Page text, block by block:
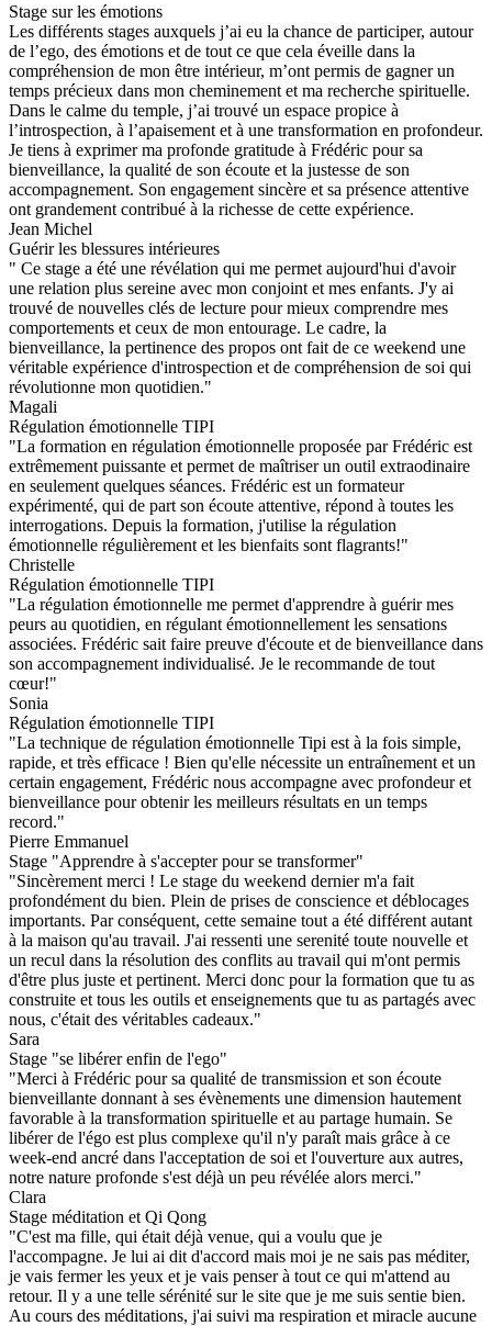
Stage sur les émotions
Les différents stages auxquels j’ai eu la chance de participer, autour
de l’ego, des émotions et de tout ce que cela éveille dans la
compréhension de mon être intérieur, m’ont permis de gagner un
temps précieux dans mon cheminement et ma recherche spirituelle.
Dans le calme du temple, j’ai trouvé un espace propice à
l’introspection, à l’apaisement et à une transformation en profondeur.
Je tiens à exprimer ma profonde gratitude à Frédéric pour sa
bienveillance, la qualité de son écoute et la justesse de son
accompagnement. Son engagement sincère et sa présence attentive
ont grandement contribué à la richesse de cette expérience.
Jean Michel
Guérir les blessures intérieures
" Ce stage a été une révélation qui me permet aujourd'hui d'avoir
une relation plus sereine avec mon conjoint et mes enfants. J'y ai
trouvé de nouvelles clés de lecture pour mieux comprendre mes
comportements et ceux de mon entourage. Le cadre, la
bienveillance, la pertinence des propos ont fait de ce weekend une
véritable expérience d'introspection et de compréhension de soi qui
révolutionne mon quotidien."
Magali
Régulation émotionnelle TIPI
"La formation en régulation émotionnelle proposée par Frédéric est
extrêmement puissante et permet de maîtriser un outil extraodinaire
en seulement quelques séances. Frédéric est un formateur
expérimenté, qui de part son écoute attentive, répond à toutes les
interrogations. Depuis la formation, j'utilise la régulation
émotionnelle régulièrement et les bienfaits sont flagrants!"
Christelle
Régulation émotionnelle TIPI
"La régulation émotionnelle me permet d'apprendre à guérir mes
peurs au quotidien, en régulant émotionnellement les sensations
associées. Frédéric sait faire preuve d'écoute et de bienveillance dans
son accompagnement individualisé. Je le recommande de tout
cœur!"
Sonia
Régulation émotionnelle TIPI
"La technique de régulation émotionnelle Tipi est à la fois simple,
rapide, et très efficace ! Bien qu'elle nécessite un entraînement et un
certain engagement, Frédéric nous accompagne avec profondeur et
bienveillance pour obtenir les meilleurs résultats en un temps
record."
Pierre Emmanuel
Stage "Apprendre à s'accepter pour se transformer"
"Sincèrement merci ! Le stage du weekend dernier m'a fait
profondément du bien. Plein de prises de conscience et déblocages
importants. Par conséquent, cette semaine tout a été différent autant
à la maison qu'au travail. J'ai ressenti une serenité toute nouvelle et
un recul dans la résolution des conflits au travail qui m'ont permis
d'être plus juste et pertinent. Merci donc pour la formation que tu as
construite et tous les outils et enseignements que tu as partagés avec
nous, c'était des véritables cadeaux."
Sara
Stage "se libérer enfin de l'ego"
"Merci à Frédéric pour sa qualité de transmission et son écoute
bienveillante donnant à ses évènements une dimension hautement
favorable à la transformation spirituelle et au partage humain. Se
libérer de l'égo est plus complexe qu'il n'y paraît mais grâce à ce
week-end ancré dans l'acceptation de soi et l'ouverture aux autres,
notre nature profonde s'est déjà un peu révélée alors merci."
Clara
Stage méditation et Qi Qong
"C'est ma fille, qui était déjà venue, qui a voulu que je
l'accompagne. Je lui ai dit d'accord mais moi je ne sais pas méditer,
je vais fermer les yeux et je vais penser à tout ce qui m'attend au
retour. Il y a une telle sérénité sur le site que je me suis sentie bien.
Au cours des méditations, j'ai suivi ma respiration et miracle aucune